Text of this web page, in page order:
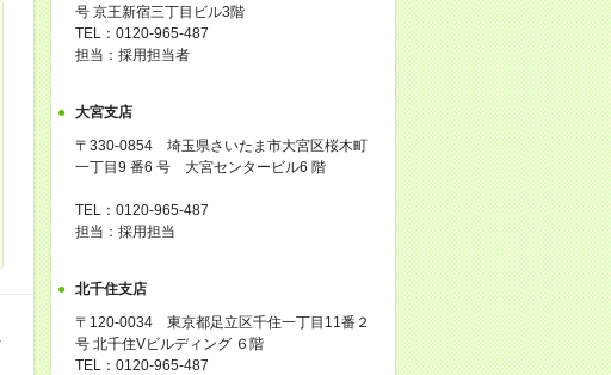
号 京王新宿三丁目ビル3階
TEL：0120-965-487
担当：採用担当者
大宮支店
〒330-0854 埼玉県さいたま市大宮区桜木町
一丁目9 番6 号 大宮センタービル6 階
TEL：0120-965-487
担当：採用担当
北千住支店
〒120-0034 東京都足立区千住一丁目11番２
号 北千住Vビルディング ６階
TEL：0120-965-487